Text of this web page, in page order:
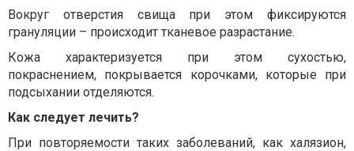
Вокруг отверстия свища при этом фиксируются
грануляции – происходит тканевое разрастание.
Кожа характеризуется при этом сухостью,
покраснением, покрывается корочками, которые при
подсыхании отделяются.
Как следует лечить?
При повторяемости таких заболеваний, как халязион,